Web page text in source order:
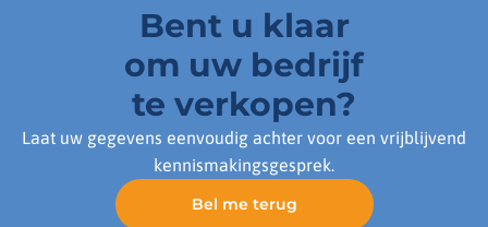
Bent u klaar
om uw bedrijf
te verkopen?
Laat uw gegevens eenvoudig achter voor een vrijblijvend
kennismakingsgesprek.
Bel me terug